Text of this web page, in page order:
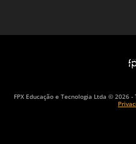
FPX Educação e Tecnologia Ltda © 2026